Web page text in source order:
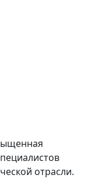
отрасли.